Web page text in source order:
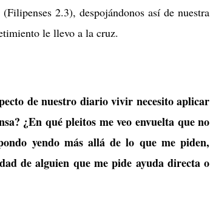
2.3), despojándonos así de nuestra
le llevo a la cruz.
de nuestro diario vivir necesito aplicar
¿En qué pleitos me veo envuelta que no
yendo más allá de lo que me piden,
de alguien que me pide ayuda directa o